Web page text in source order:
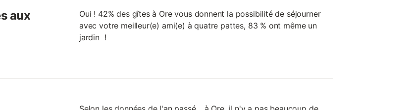
aux
Oui ! 42% des gîtes à Ore vous donnent la possibilité de séjourner
avec votre meilleur(e) ami(e) à quatre pattes, 83 % ont même un
jardin !